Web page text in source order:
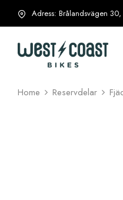
Adress: Brålandsvägen
info@westcoastbikes.se
Home Reservdelar